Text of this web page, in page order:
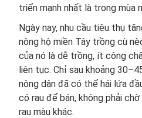
triển mạnh nhất là trong mùa
Ngày nay, nhu cầu tiêu thụ
nông hộ miền Tây trồng cù
của nó là dễ trồng, ít công
liên tục. Chỉ sau khoảng
nông dân đã có thể hái lứa
có rau để bán, không phải
rau màu khác.